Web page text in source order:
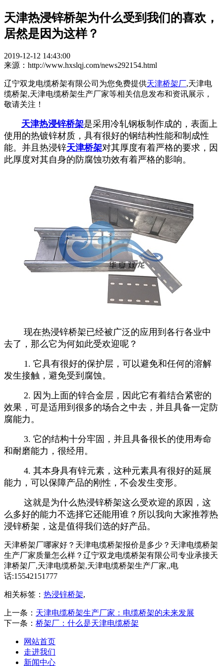
天津热浸锌桥架为什么受到我们的喜欢，
居然是因为这样？
2019-12-12 14:43:00
来源：http://www.hxslqj.com/news292154.html
辽宁双龙电缆桥架有限公司为您免费提供天津桥架厂,天津电
缆桥架,天津电缆桥架生产厂家等相关信息发布和资讯展示，
敬请关注！
天津热浸锌桥架是采用冷轧钢板制作成的，表面上
使用的热镀锌材质，具有很好的钢结构性能和制成性
能。并且热浸锌天津桥架对其厚度有着严格的要求，因
此厚度对其自身的防腐蚀功效有着严格的影响。
现在热浸锌桥架已经被广泛的应用到各行各业中
去了，那么它为何如此受欢迎呢？
1. 它具有很好的保护层，可以避免和任何的溶解
发生接触，避免受到腐蚀。
2. 因为上面的锌合金层，因此它有着结合紧密的
效果，可是适用到很多的场合之中去，并且具备一定防
腐能力。
3. 它的结构十分牢固，并且具备很长的使用寿命
和耐磨能力，很经用。
4. 其本身具有锌元素，这种元素具有很好的延展
能力，可以保障产品的刚性，不会发生变形。
这就是为什么热浸锌桥架这么受欢迎的原因，这
么多好的能力不选择它还能用谁？所以我向大家推荐热
浸锌桥架，这是值得我们选的好产品。
天津桥架厂哪家好？天津电缆桥架报价是多少？天津电缆桥架
生产厂家质量怎么样？辽宁双龙电缆桥架有限公司专业承接天
津桥架厂,天津电缆桥架,天津电缆桥架生产厂家,,电
话:15542151777
相关标签： 热浸锌桥架,
上一条： 天津电缆桥架生产厂家：电缆桥架的未来发展
下一条： 桥架厂：什么是天津电缆桥架
网站首页
走进我们
新闻中心